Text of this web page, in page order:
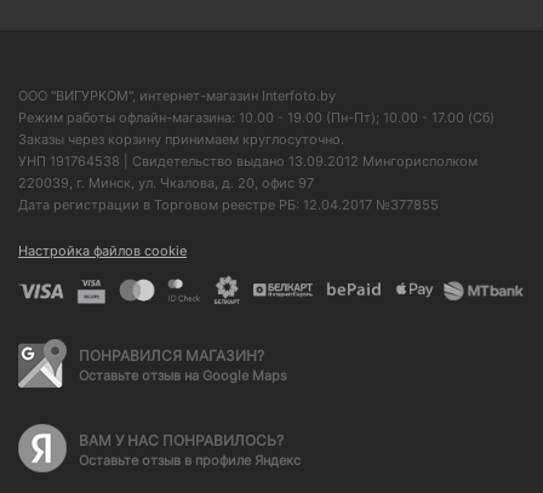
ООО "ВИГУРКОМ", интернет-магазин Interfoto.by
Режим работы офлайн-магазина: 10.00 - 19.00 (Пн-Пт); 10.00 - 17.00 (Сб)
Заказы через корзину принимаем круглосуточно.
УНП 191764538 | Свидетельство выдано 13.09.2012 Мингорисполком
220039, г. Минск, ул. Чкалова, д. 20, офис 97
Дата регистрации в Торговом реестре РБ: 12.04.2017 №377855
Настройка файлов cookie
ПОНРАВИЛСЯ МАГАЗИН?
Оставьте отзыв на Google Maps
ВАМ У НАС ПОНРАВИЛОСЬ?
Оставьте отзыв в профиле Яндекс